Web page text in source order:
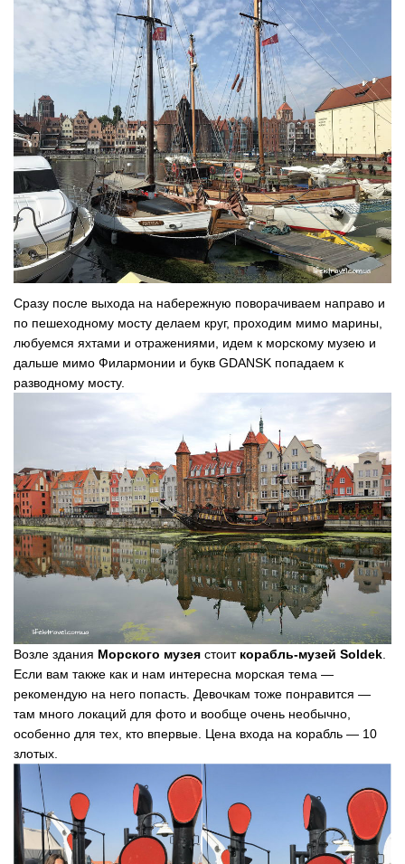
Сразу после выхода на набережную поворачиваем направо и
по пешеходному мосту делаем круг, проходим мимо марины,
любуемся яхтами и отражениями, идем к морскому музею и
дальше мимо Филармонии и букв GDANSK попадаем к
разводному мосту.
Возле здания Морского музея стоит корабль-музей Soldek
Если вам также как и нам интересна морская тема —
рекомендую на него попасть. Девочкам тоже понравится —
там много локаций для фото и вообще очень необычно,
особенно для тех, кто впервые. Цена входа на корабль — 10
злотых.